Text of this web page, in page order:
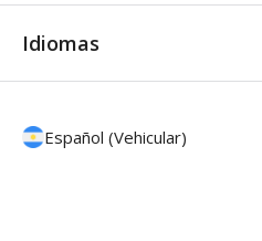
Idiomas
Español (Vehicular)